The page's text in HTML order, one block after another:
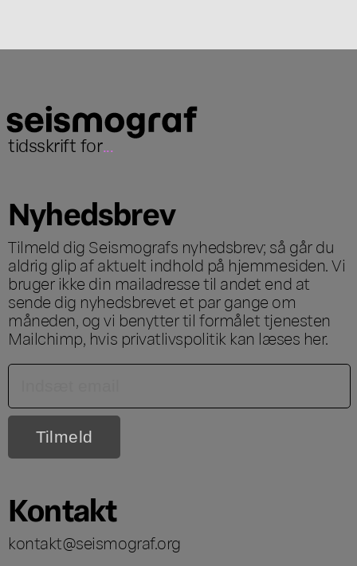
tidsskrift for...
Nyhedsbrev
Tilmeld dig Seismografs nyhedsbrev; så går du
aldrig glip af aktuelt indhold på hjemmesiden. Vi
bruger ikke din mailadresse til andet end at
sende dig nyhedsbrevet et par gange om
måneden, og vi benytter til formålet tjenesten
Mailchimp, hvis privatlivspolitik kan læses her.
Kontakt
kontakt@seismograf.org